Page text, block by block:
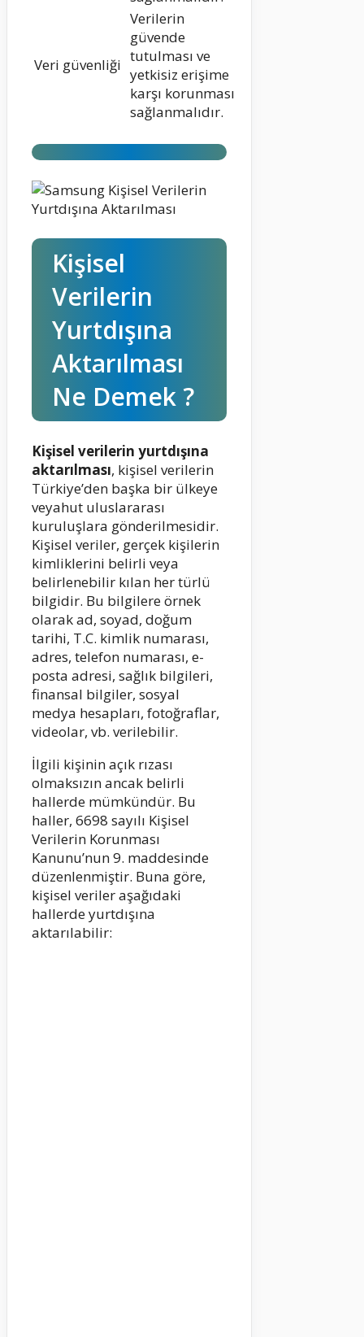
Veri güvenliği
Verilerin
güvende
tutulması ve
yetkisiz erişime
karşı korunması
sağlanmalıdır.
Kişisel
Verilerin
Yurtdışına
Aktarılması
Ne Demek ?
Kişisel verilerin yurtdışına
aktarılması, kişisel verilerin
Türkiye’den başka bir ülkeye
veyahut uluslararası
kuruluşlara gönderilmesidir.
Kişisel veriler, gerçek kişilerin
kimliklerini belirli veya
belirlenebilir kılan her türlü
bilgidir. Bu bilgilere örnek
olarak ad, soyad, doğum
tarihi, T.C. kimlik numarası,
adres, telefon numarası, e-
posta adresi, sağlık bilgileri,
finansal bilgiler, sosyal
medya hesapları, fotoğraflar,
videolar, vb. verilebilir.
İlgili kişinin açık rızası
olmaksızın ancak belirli
hallerde mümkündür. Bu
haller, 6698 sayılı Kişisel
Verilerin Korunması
Kanunu’nun 9. maddesinde
düzenlenmiştir. Buna göre,
kişisel veriler aşağıdaki
hallerde yurtdışına
aktarılabilir: